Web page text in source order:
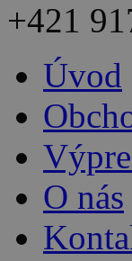
+421
Úvod
O nás